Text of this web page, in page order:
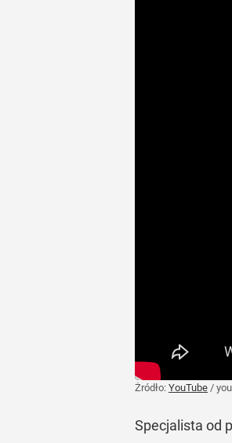
Żródło: YouTube /
Specjalista od